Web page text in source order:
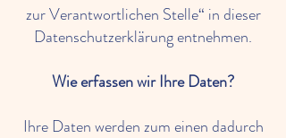
zur Verantwortlichen Stelle“ in dieser
Datenschutzerklärung entnehmen.
Wie erfassen wir Ihre Daten?
Ihre Daten werden zum einen dadurch